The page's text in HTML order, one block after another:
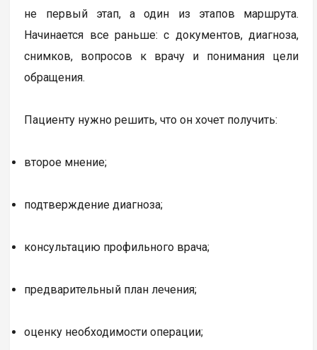
не первый этап, а один из этапов маршрута.
Начинается все раньше: с документов, диагноза,
снимков, вопросов к врачу и понимания цели
обращения.
Пациенту нужно решить, что он хочет получить:
второе мнение;
подтверждение диагноза;
консультацию профильного врача;
предварительный план лечения;
оценку необходимости операции;